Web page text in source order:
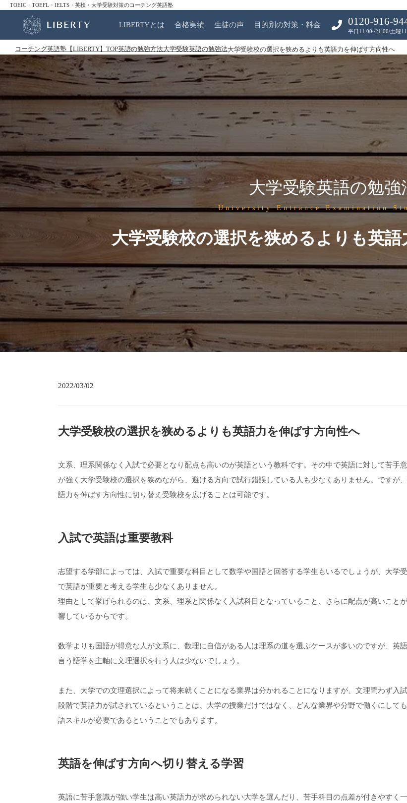
TOEIC・TOEFL・IELTS・英検・大学受験対策のコーチング英語塾
LIBERTYとは 合格実績 生徒の声 目的別の対策・料金 0120-916-
平日11:00~21:00/土曜
コーチング英語塾【LIBERTY】TOP英語の勉強方法大学受験英語の勉強法大学受験校の選択を狭めるよりも英語力を伸ばす方向性へ
大学受験英語の勉強
University Entrance Examination
大学受験校の選択を狭めるよりも英
2022/03/02
大学受験校の選択を狭めるよりも英語力を伸ばす方向性へ
文系、理系関係なく入試で必要となり配点も高いのが英語という教科です。その中で英語に対して苦手
が強く大学受験校の選択を狭めながら、避ける方向で試行錯誤している人も少なくありません。ですが
語力を伸ばす方向性に切り替え受験校を広げることは可能です。
入試で英語は重要教科
志望する学部によっては、入試で重要な科目として数学や国語と回答する学生もいるでしょうが、大学
で英語が重要と考える学生も少なくありません。
理由として挙げられるのは、文系、理系と関係なく入試科目となっていること、さらに配点が高いこと
響しているからです。
数学よりも国語が得意な人が文系に、数理に自信がある人は理系の道を選ぶケースが多いのですが、英
言う語学を主軸に文理選択を行う人は少ないでしょう。
また、大学での文理選択によって将来就くことになる業界は分かれることになりますが、文理問わず入
段階で英語力が試されているということは、大学の授業だけではなく、どんな業界や分野で働くにして
語スキルが必要であるということでもあります。
英語を伸ばす方向へ切り替える学習
英語に苦手意識が強い学生は高い英語力が求められない大学を選んだり、苦手科目の点差が付きやすく